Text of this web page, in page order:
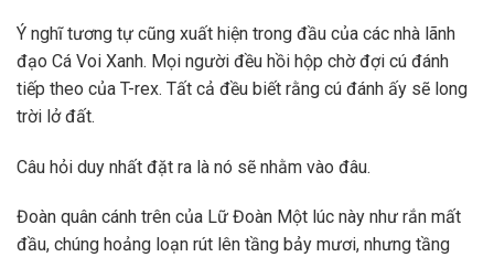
Ý nghĩ tương tự cũng xuất hiện trong đầu của các nhà lãnh
đạo Cá Voi Xanh. Mọi người đều hồi hộp chờ đợi cú đánh
tiếp theo của T-rex. Tất cả đều biết rằng cú đánh ấy sẽ long
trời lở đất.
Câu hỏi duy nhất đặt ra là nó sẽ nhằm vào đâu.
Đoàn quân cánh trên của Lữ Đoàn Một lúc này như rắn mất
đầu, chúng hoảng loạn rút lên tầng bảy mươi, nhưng tầng